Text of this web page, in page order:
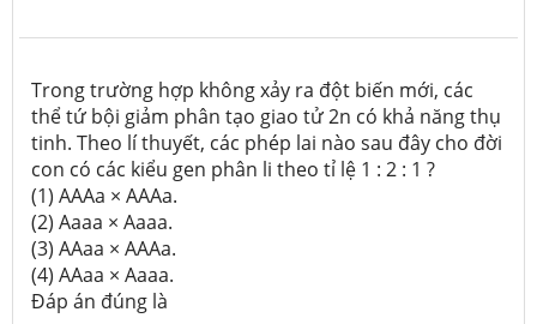
Trong trường hợp không xảy ra đột biến mới, các
thể tứ bội giảm phân tạo giao tử 2n có khả năng thụ
tinh. Theo lí thuyết, các phép lai nào sau đây cho đời
con có các kiểu gen phân li theo tỉ lệ 1 : 2 : 1 ?
(1) AAAa × AAAa.
(2) Aaaa × Aaaa.
(3) AAaa × AAAa.
(4) AAaa × Aaaa.
Đáp án đúng là